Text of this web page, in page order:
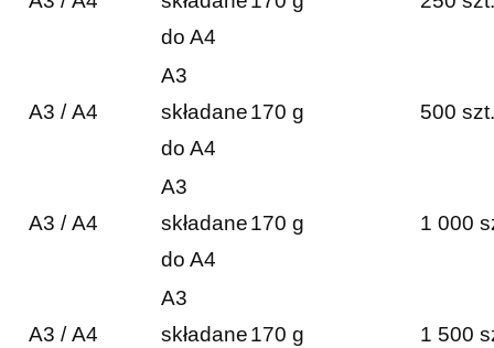
do A4
A3 / A4
A3
składane
do A4
170 g 500 szt.
A3 / A4
A3
składane
do A4
170 g 1 000
A3 / A4
A3
składane170 g 1 500